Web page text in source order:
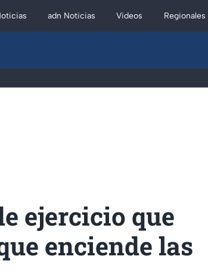
adn Noticias Videos Regionales
ejercicio que
enciende las